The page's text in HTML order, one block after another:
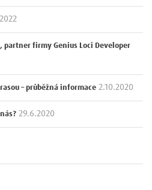
partner firmy Genius Loci Developer
– průběžná informace 2.10.2020
29.6.2020